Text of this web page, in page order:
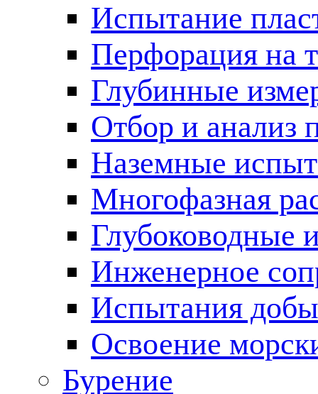
Испытание
Перфорация на
Глубинные
Отбор и анализ
Наземные
Многофазная
Глубоководные
Инженерное
Испытания
Освоение
Бурение